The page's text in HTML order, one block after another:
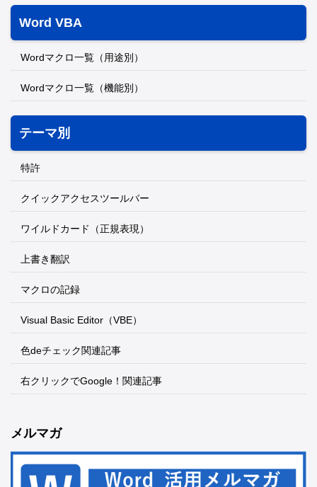
Word VBA
Wordマクロ一覧（用途別）
Wordマクロ一覧（機能別）
テーマ別
特許
クイックアクセスツールバー
ワイルドカード（正規表現）
上書き翻訳
マクロの記録
Visual Basic Editor（VBE）
色deチェック関連記事
右クリックでGoogle！関連記事
メルマガ